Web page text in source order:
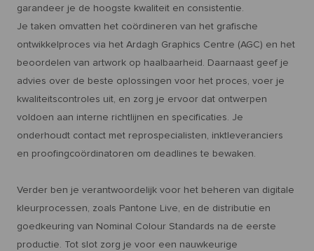
garandeer je de hoogste kwaliteit en consistentie.
Je taken omvatten het coördineren van het grafische
ontwikkelproces via het Ardagh Graphics Centre (AGC) en het
beoordelen van artwork op haalbaarheid. Daarnaast geef je
advies over de beste oplossingen voor het proces, voer je
kwaliteitscontroles uit, en zorg je ervoor dat ontwerpen
voldoen aan interne richtlijnen en specificaties. Je
onderhoudt contact met reprospecialisten, inktleveranciers
en proofingcoördinatoren om deadlines te bewaken.
Verder ben je verantwoordelijk voor het beheren van digitale
kleurprocessen, zoals Pantone Live, en de distributie en
goedkeuring van Nominal Colour Standards na de eerste
productie. Tot slot zorg je voor een nauwkeurige